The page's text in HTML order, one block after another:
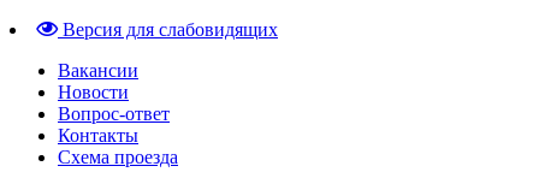
Версия для слабовидящих
Вакансии
Новости
Вопрос-ответ
Контакты
Схема проезда